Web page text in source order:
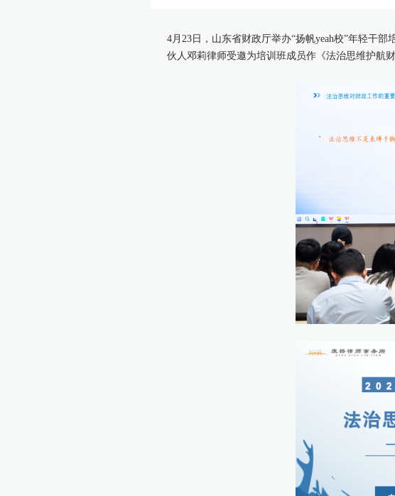
4月23日，山东省财政厅举办“扬帆yeah校”年轻干
伙人邓莉律师受邀为培训班成员作《法治思维护航